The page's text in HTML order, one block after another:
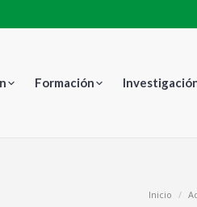
Formación
Inicio